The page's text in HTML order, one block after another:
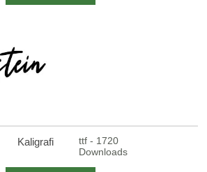
Kaligrafi
ttf - 1720
Downloads